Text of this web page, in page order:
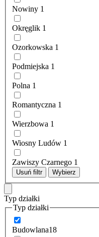
Nowiny 1
Okręglik 1
Ozorkowska 1
Podmiejska 1
Polna 1
Romantyczna 1
Wierzbowa 1
Wiosny Ludów 1
Zawiszy Czarnego 1
Usuń filtr Wybierz
Typ działki
Typ działki
Budowlana18